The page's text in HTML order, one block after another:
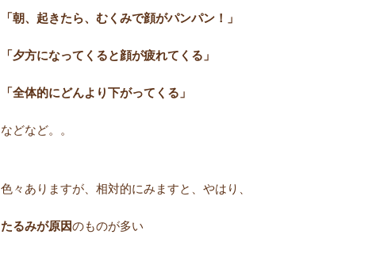
「朝、起きたら、むくみで顔がパンパン！」
「夕方になってくると顔が疲れてくる」
「全体的にどんより下がってくる」
などなど。。
色々ありますが、相対的にみますと、やはり、
たるみが原因のものが多い